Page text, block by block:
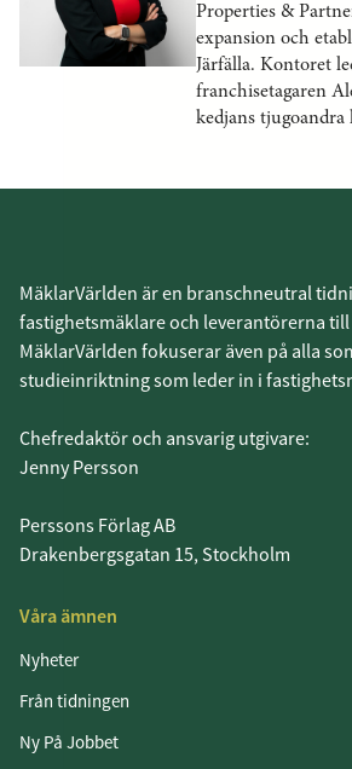
Properties &
expansion och
Järfälla. Kontoret
franchisetagaren
kedjans tjugoandra
MäklarVärlden är en branschneutral
fastighetsmäklare och leverantörerna till
MäklarVärlden fokuserar även på alla
studieinriktning som leder in i
Chefredaktör och ansvarig utgivare:
Jenny Persson
Perssons Förlag AB
Drakenbergsgatan 15, Stockholm
Våra ämnen
Nyheter
Från tidningen
Ny På Jobbet